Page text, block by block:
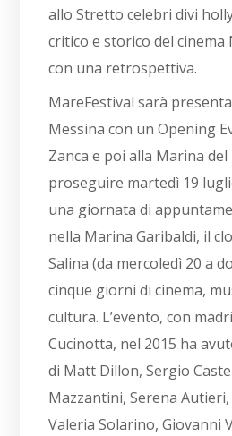
allo Stretto celebri divi
critico e storico del cinema
con una retrospettiva.
MareFestival sarà
Messina con un Opening
Zanca e poi alla Marina
proseguire martedì 19
una giornata di
nella Marina Garibaldi, il
Salina (da mercoledì 20 a
cinque giorni di cinema,
cultura. L’evento, con
Cucinotta, nel 2015 ha
di Matt Dillon, Sergio
Mazzantini, Serena
Valeria Solarino, Giovanni